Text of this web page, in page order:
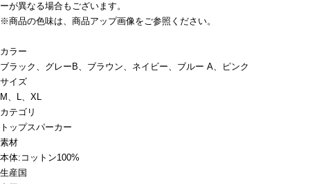
ーが異なる場合もございます。
※商品の色味は、商品アップ画像をご参照ください。
カラー
ブラック、グレーB、ブラウン、ネイビー、ブルー A、ピンク
サイズ
M、L、XL
カテゴリ
トップスパーカー
素材
本体:コットン100%
生産国